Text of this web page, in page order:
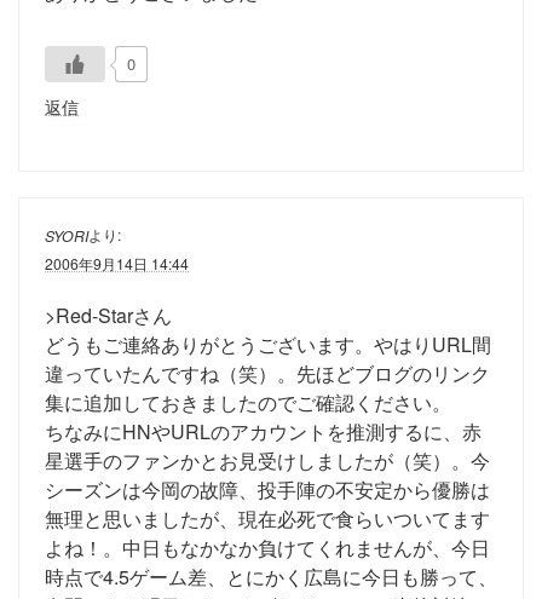
0
返信
SYORIより:
2006年9月14日 14:44
>Red-Starさん
どうもご連絡ありがとうございます。やはりURL間
違っていたんですね（笑）。先ほどブログのリンク
集に追加しておきましたのでご確認ください。
ちなみにHNやURLのアカウントを推測するに、赤
星選手のファンかとお見受けしましたが（笑）。今
シーズンは今岡の故障、投手陣の不安定から優勝は
無理と思いましたが、現在必死で食らいついてます
よね！。中日もなかなか負けてくれませんが、今日
時点で4.5ゲーム差、とにかく広島に今日も勝って、